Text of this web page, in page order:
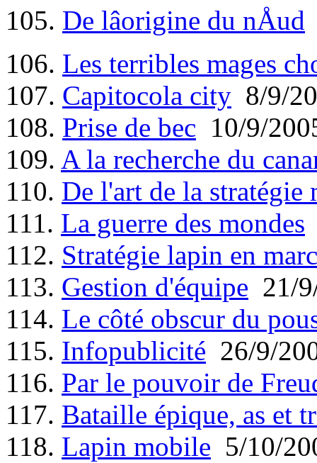
105. De lâorigine du nÅud
106. Les terribles mages
107. Capitocola city 8/9/
108. Prise de bec 10/9/
109. A la recherche du
110. De l'art de la stratégie
111. La guerre des mondes
112. Stratégie lapin en
113. Gestion d'équipe 21/
114. Le côté obscur du
115. Infopublicité 26/9/
116. Par le pouvoir de
117. Bataille épique, as et
118. Lapin mobile 5/10/